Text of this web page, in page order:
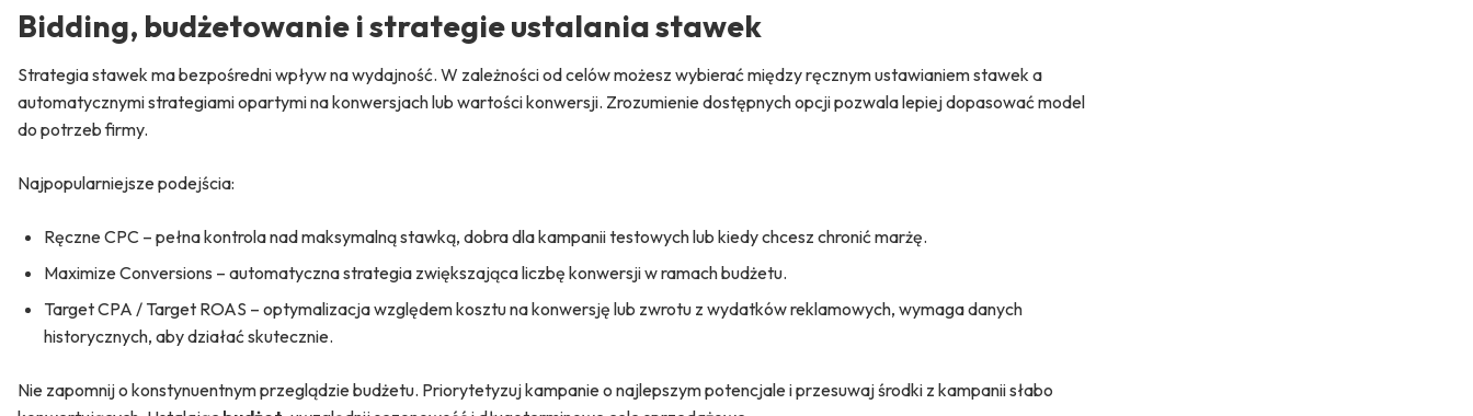
Bidding, budżetowanie i strategie ustalania stawek
Strategia stawek ma bezpośredni wpływ na wydajność. W zależności od celów możesz wybierać między ręcznym ustawianiem stawek a
automatycznymi strategiami opartymi na konwersjach lub wartości konwersji. Zrozumienie dostępnych opcji pozwala lepiej dopasować model
do potrzeb firmy.
Najpopularniejsze podejścia:
Ręczne CPC – pełna kontrola nad maksymalną stawką, dobra dla kampanii testowych lub kiedy chcesz chronić marżę.
Maximize Conversions – automatyczna strategia zwiększająca liczbę konwersji w ramach budżetu.
Target CPA / Target ROAS – optymalizacja względem kosztu na konwersję lub zwrotu z wydatków reklamowych, wymaga danych
historycznych, aby działać skutecznie.
Nie zapomnij o konstynuentnym przeglądzie budżetu. Priorytetyzuj kampanie o najlepszym potencjale i przesuwaj środki z kampanii słabo